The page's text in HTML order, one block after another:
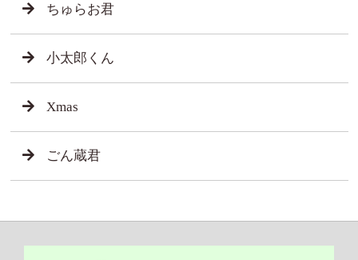
ちゅらお君
小太郎くん
Xmas
ごん蔵君